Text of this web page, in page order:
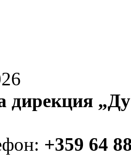
дирекция
+359 64